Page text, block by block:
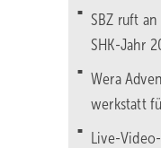
SBZ ruft
SHK-Jahr
Wera
werk­statt
Live-